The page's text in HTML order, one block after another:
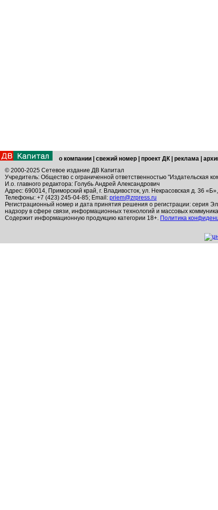
о компании свежий номер проект ДК реклама
© 2000-2025 Сетевое издание ДВ Капитал
Учредитель: Общество с ограниченной ответственностью "Издательская
И.о. главного редактора: Голубь Андрей Александрович
Адрес: 690014, Приморский край, г. Владивосток, ул. Некрасовская д. 36
Телефоны: +7 (423) 245-04-85; Email: priem@zrpress.ru
Регистрационный номер и дата принятия решения о регистрации: серия
надзору в сфере связи, информационных технологий и массовых
Содержит информационную продукцию категории 18+. Политика